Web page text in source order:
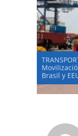
Brasil y